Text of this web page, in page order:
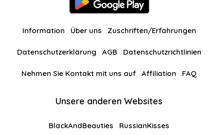
Information Über uns Zuschriften/Erfahrungen
Datenschutzerklärung AGB Datenschutzrichtlinien
Nehmen Sie Kontakt mit uns auf Affiliation FAQ
Unsere anderen Websites
BlackAndBeauties RussianKisses